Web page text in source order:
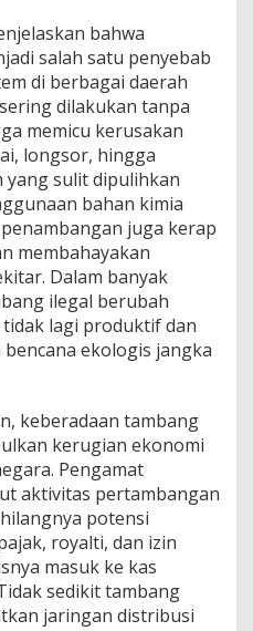
bahwa
salah satu penyebab
di berbagai daerah
dilakukan tanpa
memicu kerusakan
longsor, hingga
yang sulit dipulihkan
bahan kimia
juga kerap
membahayakan
Dalam banyak
ilegal berubah
lagi produktif dan
ekologis jangka
keberadaan tambang
kerugian ekonomi
Pengamat
aktivitas pertambangan
potensi
royalti, dan izin
masuk ke kas
sedikit tambang
jaringan distribusi